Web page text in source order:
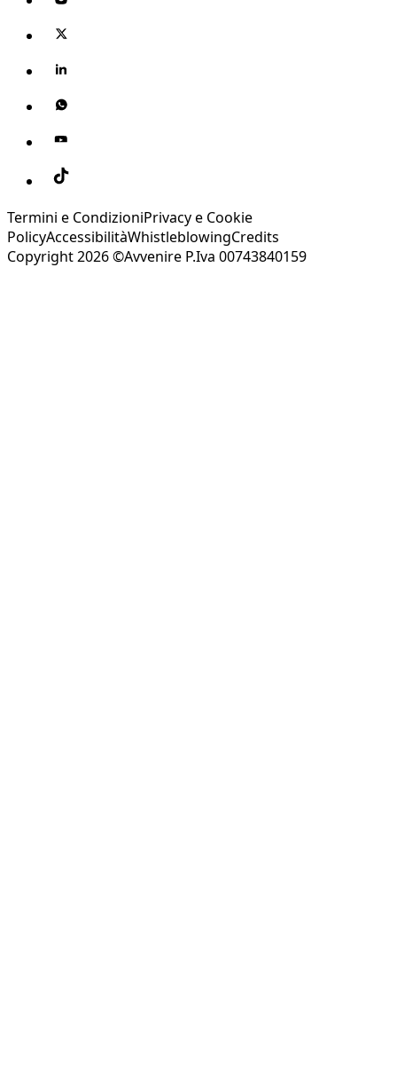
Termini e CondizioniPrivacy e Cookie
PolicyAccessibilitàWhistleblowingCredits
Copyright 2026 ©Avvenire P.Iva 00743840159